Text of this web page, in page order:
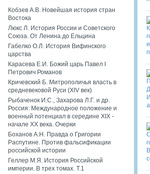
Кобзев А.В. Новейшая история стран
Востока
Люкс Л. История России и Советского
Союза. От Ленина до Ельцина
Габелко О.Л. История Вифинского
царства
Карасева Е.И. Божий царь Павел I
Петрович Романов
Кричевский Б. Митрополичья власть в
средневековой Руси (XIV век)
Рыбаченок И.С., Захарова Л.Г. и др.
Россия: Международное положение и
военный потенциал в середине XIX -
начале XX века. Очерки
Боханов А.Н. Правда о Григории
Распутине. Против фальсификации
российской истории
Геллер М.Я. История Российской
империи. В трех томах. Т.1